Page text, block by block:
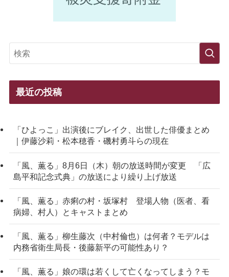
最近の投稿
「ひよっこ」出演後にブレイク、出世した俳優まとめ
｜伊藤沙莉・松本穂香・磯村勇斗らの現在
「風、薫る」8月6日（木）朝の放送時間が変更 「広
島平和記念式典」の放送により繰り上げ放送
「風、薫る」赤痢の村・坂塚村 登場人物（医者、看
病婦、村人）とキャストまとめ
「風、薫る」柳生藤次（中村倫也）は何者？モデルは
内務省衛生局長・後藤新平の可能性あり？
「風、薫る」娘の環は若くして亡くなってしまう？モ